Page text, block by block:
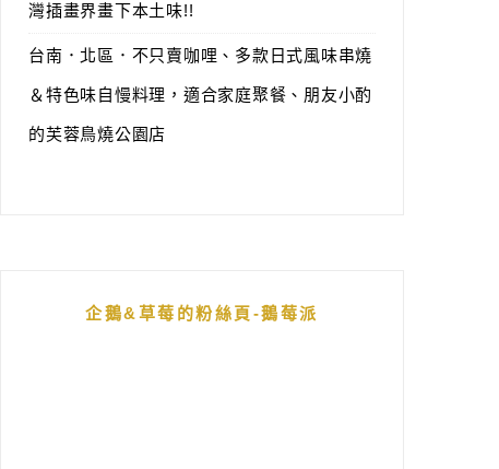
灣插畫界畫下本土味!!
台南．北區．不只賣咖哩、多款日式風味串燒
＆特色味自慢料理，適合家庭聚餐、朋友小酌
的芙蓉鳥燒公園店
企鵝&草莓的粉絲頁-鵝莓派